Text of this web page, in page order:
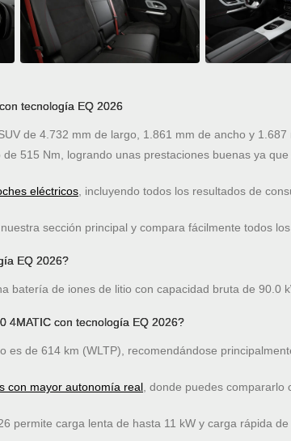
tecnología EQ 2026
de 4.732 mm de largo, 1.861 mm de ancho y
515 Nm, logrando unas prestaciones buenas ya
eléctricos , incluyendo todos los resultados de
sección principal y compara fácilmente todos
EQ 2026?
batería de iones de litio con capacidad bruta de 90.0
4MATIC con tecnología EQ 2026?
de 614 km (WLTP), recomendándose
con mayor autonomía real , donde puedes
permite carga lenta de hasta 11 kW y carga rápida